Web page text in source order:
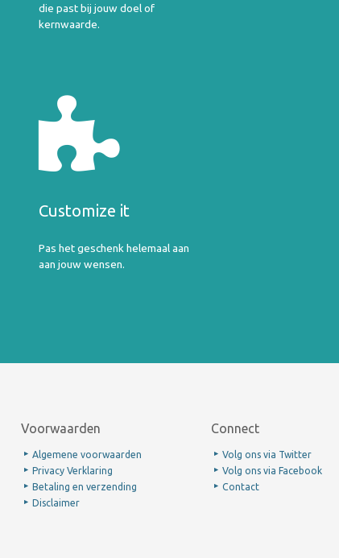
die past bij jouw doel of
kernwaarde.
Customize it
Pas het geschenk helemaal aan
aan jouw wensen.
Voorwaarden
Algemene voorwaarden
Privacy Verklaring
Betaling en verzending
Disclaimer
Connect
Volg ons via Twitter
Volg ons via Facebook
Contact